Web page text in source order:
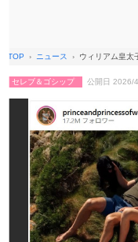
TOP ニュース ウィリアム皇
セレブ＆ゴシップ 公開日 2026/